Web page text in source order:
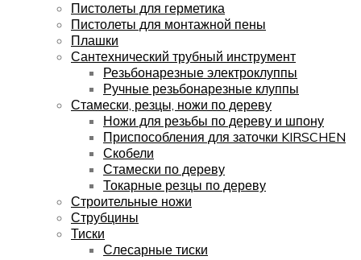
Пистолеты для герметика
Пистолеты для монтажной пены
Плашки
Сантехнический трубный инструмент
Резьбонарезные электроклуппы
Ручные резьбонарезные клуппы
Стамески, резцы, ножи по дереву
Ножи для резьбы по дереву и шпону
Приспособления для заточки KIRSCHEN
Скобели
Стамески по дереву
Токарные резцы по дереву
Строительные ножи
Струбцины
Тиски
Слесарные тиски